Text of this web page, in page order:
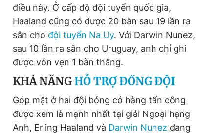
điều này. Ở cấp độ đội tuyển quốc gia,
Haaland cũng có được 20 bàn sau 19 lần ra
sân cho đội tuyển Na Uy. Với Darwin Nunez,
sau 10 lần ra sân cho Uruguay, anh chỉ ghi
được vỏn vẹn 1 bàn thắng.
KHẢ NĂNG HỖ TRỢ ĐỒNG ĐỘI
Góp mặt ở hai đội bóng có hàng tấn công
được xem là mạnh nhất tại giải Ngoại hạng
Anh, Erling Haaland và Darwin Nunez đang